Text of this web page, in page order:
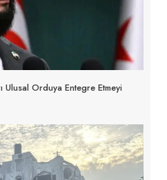
Ulusal Orduya Entegre Etmeyi